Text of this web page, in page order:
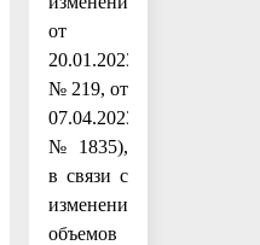
от
20.01.2023
№ 219, от
07.04.2023
№ 1835),
в связи с
изменением
объемов